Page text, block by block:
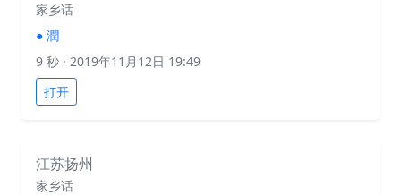
家乡话
● 潤
9 秒 · 2019年11月12日 19:49
打开
江苏扬州
家乡话